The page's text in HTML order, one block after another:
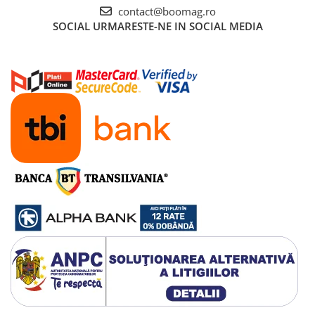
Manete schimbator bicicleta
Manete mixte frana - schimbator
Echipament ciclism
Ochelari
Casca bicicleta
Protectii
Sosete
Rucsaci si borsete ciclism
Manusi bicicleta
Pantofi ciclism
Imbracaminte ciclism barbati
Imbracaminte ciclism dama
Imbracaminte ciclism copii
contact@boomag.ro
SOCIAL URMARESTE-NE IN SOCIAL MEDIA